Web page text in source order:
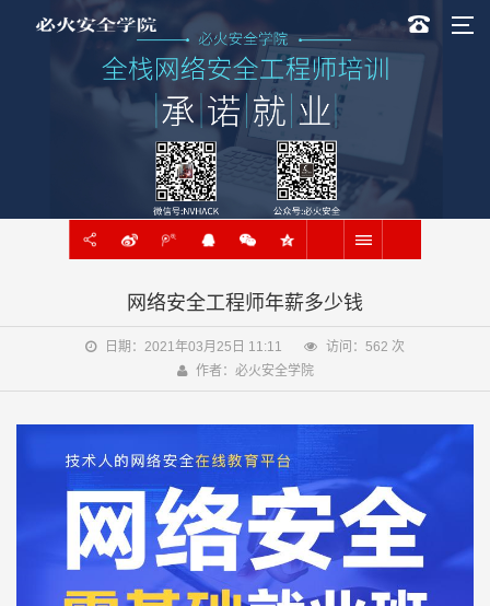
网络安全工程师年薪多少钱
日期：2021年03月25日 11:11 访问： 562 次
作者：必火安全学院